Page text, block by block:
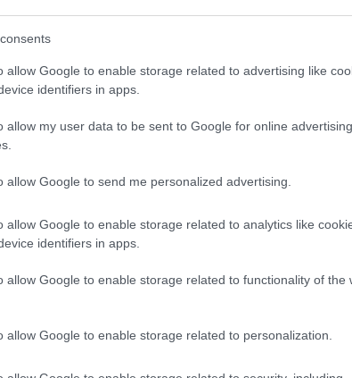
allow Google to enable storage related to advertising like
identifiers in apps.
allow my user data to be sent to Google for online advertising
allow Google to send me personalized advertising.
allow Google to enable storage related to analytics like
identifiers in apps.
allow Google to enable storage related to functionality of the
allow Google to enable storage related to personalization.
no federālo spēku filtrācijas nometnēm